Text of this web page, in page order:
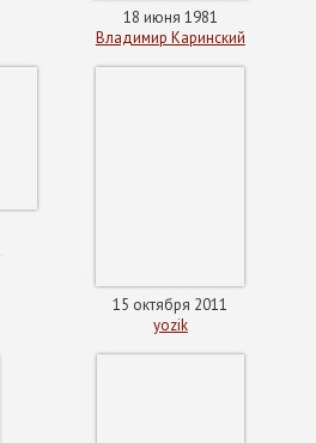
18 июня 1981
Владимир Каринский
15 октября 2011
yozik